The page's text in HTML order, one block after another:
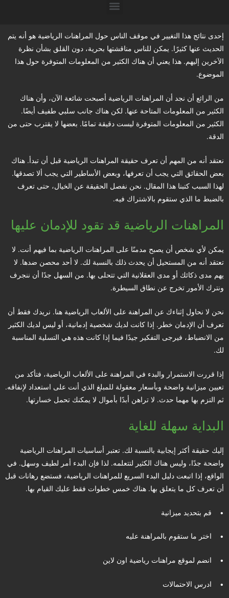
إحدى نتائج هذا التغيير في موقف الناس حول المراهنات الرياضية هو أنه يتم
الحديث عنها كثيرًا. يمكن للناس مناقشتها بحرية، دون القلق بشأن نظرة
الآخرين إليهم. هذا يعني أن هناك الكثير من المعلومات المتوفرة حول هذا
الموضوع.
من الرائع أن نجد أن المراهنات الرياضية أصبحت شائعة الآن، وأن هناك
الكثير من المعلومات المتاحة عنها. لكن هناك جانب سلبي طفيف أيضًا.
الكثير من المعلومات المتوفرة ليست دقيقة تمامًا. بعضها لا يقترب حتى من
الدقة.
نعتقد أنه من المهم أن تعرف حقيقة المراهنات الرياضية قبل أن تبدأ. هناك
بعض الحقائق التي يجب أن تعرفها، وبعض الأساطير التي يجب ألا تصدقها.
لهذا السبب كتبنا هذا المقال. نحن نفصل الحقيقة عن الخيال، حتى تعرف
بالضبط ما الذي ستقوم بالاشتراك فيه.
المراهنات الرياضية قد تقود للإدمان عليها
يمكن لأي شخص أن يصبح مدمنًا على المراهنات الرياضية بما فيهم أنت. لا
تعتقد أنه من المستحيل أن يحدث ذلك بالنسبة لك. لا أحد محصن ضدها. لا
يهم مدى ذكائك أو مدى العقلانية التي تتحلى بها. من السهل جدًا أن ننجرف
ونترك الأمور تخرج عن نطاق السيطرة.
نحن لا نحاول إثناءك عن المراهنة على الألعاب الرياضية هنا. نريدك فقط أن
تعرف أن الإدمان خطر. إذا كانت لديك شخصية إدمانية، أو ليس لديك الكثير
من الانضباط، فيرجى التفكير جيدًا فيما إذا كانت هذه هي التسلية المناسبة
لك.
إذا قررت الاستمرار والبدء في المراهنة على الألعاب الرياضية، فتأكد من
تعيين ميزانية واضحة وبأسعار معقولة للمبلغ الذي أنت على استعداد لإنفاقه.
ثم التزم بها مهما حدث. لا تراهن أبدًا بأموال لا يمكنك تحمل خسارتها.
البداية سهلة للغاية
إليك حقيقة أكثر إيجابية بالنسبة لك. تعتبر أساسيات المراهنات الرياضية
واضحة جدًا، وليس هناك الكثير لتتعلمه. لذا فإن البدء أمر لطيف وسهل. في
الواقع، إذا اتبعت دليل البدء السريع للمراهنات الرياضية، فستضع رهانات قبل
أن تعرف كل ما يتعلق بها. هناك خمس خطوات فقط عليك القيام بها.
• قم بتحديد ميزانية
• اختر ما ستقوم بالمراهنة عليه
• انضم لموقع مراهنات رياضية اون لاين
• ادرس الاحتمالات